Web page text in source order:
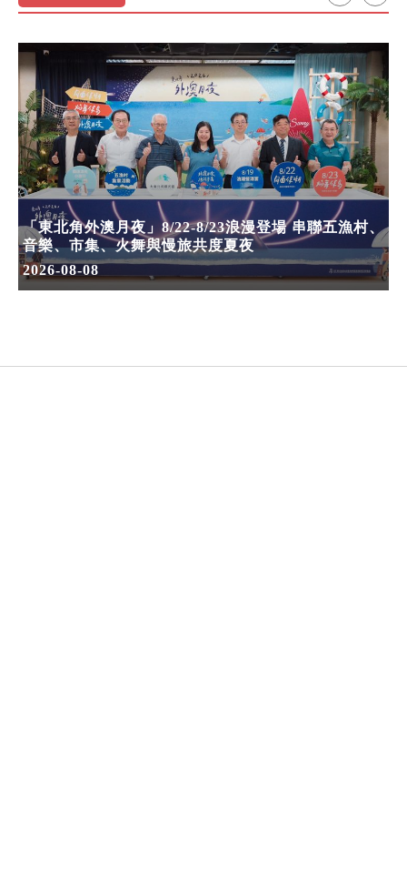
「東北角外澳月夜」8/22-8/23浪漫登場 串聯五漁村、
音樂、市集、火舞與慢旅共度夏夜
2026-08-08